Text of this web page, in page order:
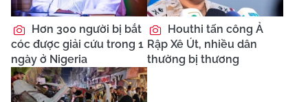
Hơn 300 người bị bắt
cóc được giải cứu trong 1
ngày ở Nigeria
Houthi tấn công Ả
Rập Xê Út, nhiều dân
thường bị thương